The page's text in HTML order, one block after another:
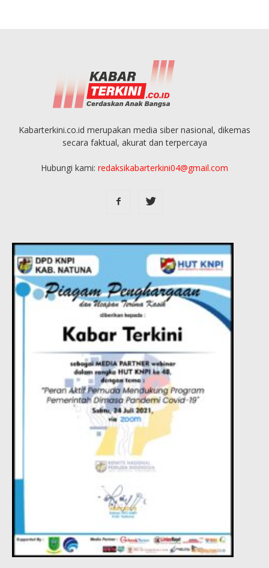
Kabarterkini.co.id merupakan media siber nasional, dikemas
secara faktual, akurat dan terpercaya
Hubungi kami: redaksikabarterkini04@gmail.com